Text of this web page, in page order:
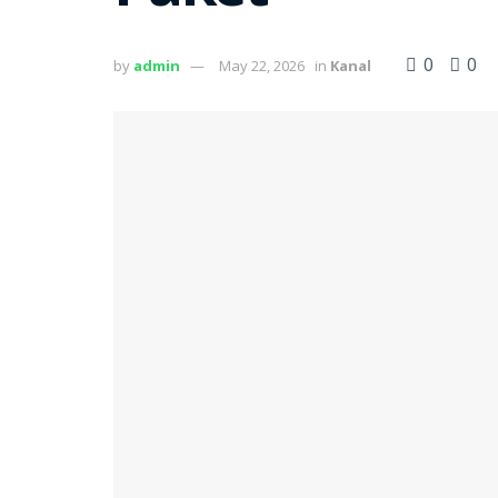
by admin May 22, 2026 in Kanal 0 0